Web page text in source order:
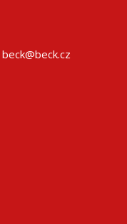
beck@beck.cz